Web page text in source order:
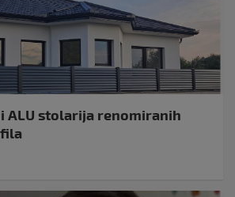
i ALU stolarija renomiranih